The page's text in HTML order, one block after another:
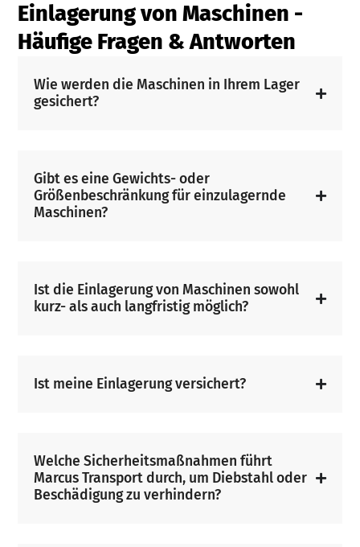
Einlagerung von Maschinen -
Häufige Fragen & Antworten
Wie werden die Maschinen in Ihrem Lager
gesichert?
Gibt es eine Gewichts- oder
Größenbeschränkung für einzulagernde
Maschinen?
Ist die Einlagerung von Maschinen sowohl
kurz- als auch langfristig möglich?
Ist meine Einlagerung versichert?
Welche Sicherheitsmaßnahmen führt
Marcus Transport durch, um Diebstahl oder
Beschädigung zu verhindern?